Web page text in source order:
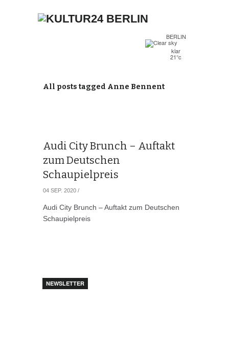
BERLIN
klar
21°c
All posts tagged Anne Bennent
Audi City Brunch – Auftakt
zum Deutschen
Schaupielpreis
04 SEP. 2020 /
Audi City Brunch – Auftakt zum Deutschen
Schaupielpreis
NEWSLETTER